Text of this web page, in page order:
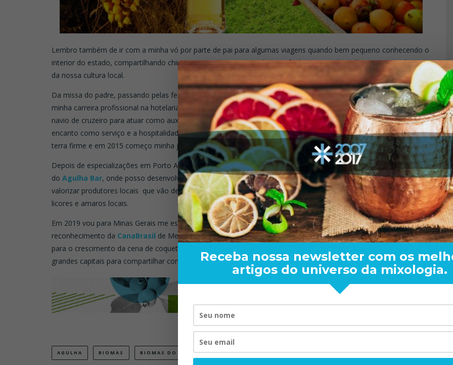
Lembro também de ir com a minha vó por parte de pai para algumas viagens quando bem pequeno conhecendo o
interior do estado, compartilhando chimarrão em algumas paradas que fazíamos, um dos hábitos mais tradicionais
da nossa cultura local.
Da missa do padre, passando pelas festas juninas e parando o bar, comecei a
minha carreira profissional na hotelaria no ano de 2014, quando embarquei em
navio de cruzeiro para atuar como auxiliar de buffet, assistente de garçom e me
encanto como serviço e a hospitalidade. Depois de oito meses em alto mar volto a
terra firme e em 2015 começo minha jornada atrás de um balcão.
Depois de especializações em Porto Alegre e São Paulo, assumo em 2017 a chefia
do Agulha Bar, onde posso desenvolver junto a minha equipe um trabalho que visa
valorizar produtores locais que vão de hortaliças, frutas até bebidas destiladas,
licores e amaros locais.
Em 2019 vou para Minas Gerais me especializar em cachaça e receber o
reconhecimento da CanaBrasil de Mestre Cachacier. Sinto que posso contribuir
para o crescimento da cena de coquetelaria local toda a vez que consigo trazer profissionais renomados das
grandes capitais para compartilhar conhecimento para a comunidade local de bartender.
AGULHA BIOMAS BIOMAS DO BRASIL BUTIA GAUCHO MARCELO PEREIRA PAMPA
RAND BARTENDER: DE BOA
VISTA PARA O MUNDO
TOM OLIVEIRA –
EXCLUSIVA
Receba nossa newsletter com os
artigos do universo da mixologia.